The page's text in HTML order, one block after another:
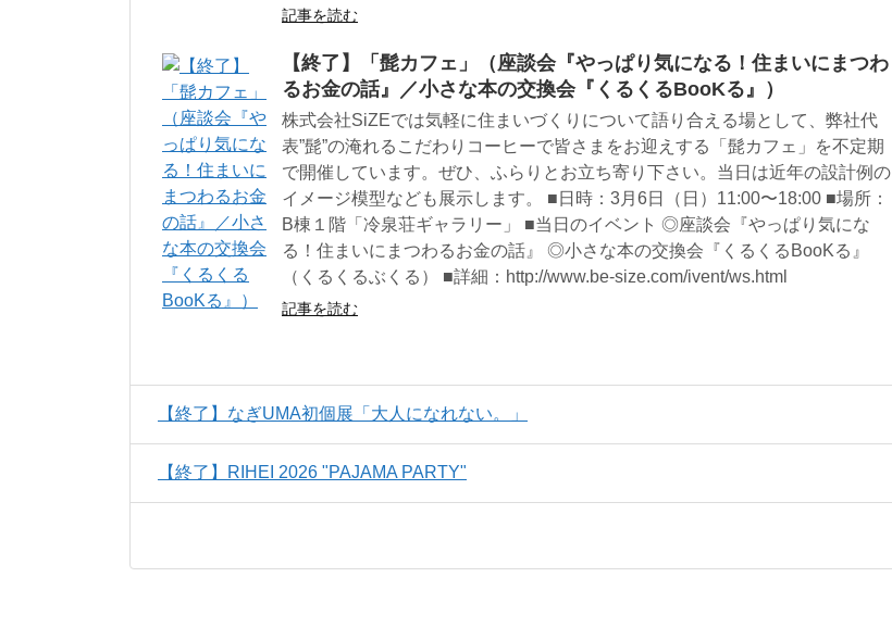
記事を読む
【終了】「髭カフェ」（座談会『やっぱり気になる！住まいにまつわ
るお金の話』／小さな本の交換会『くるくるBooKる』）
株式会社SiZEでは気軽に住まいづくりについて語り合える場として、弊社代
表”髭”の淹れるこだわりコーヒーで皆さまをお迎えする「髭カフェ」を不定期
で開催しています。ぜひ、ふらりとお立ち寄り下さい。当日は近年の設計例の
イメージ模型なども展示します。 ■日時：3月6日（日）11:00〜18:00 ■場所：
B棟１階「冷泉荘ギャラリー」 ■当日のイベント ◎座談会『やっぱり気にな
る！住まいにまつわるお金の話』 ◎小さな本の交換会『くるくるBooKる』
（くるくるぶくる） ■詳細：http://www.be-size.com/ivent/ws.html
記事を読む
【終了】なぎUMA初個展「大人になれない。」
【終了】RIHEI 2026 "PAJAMA PARTY"